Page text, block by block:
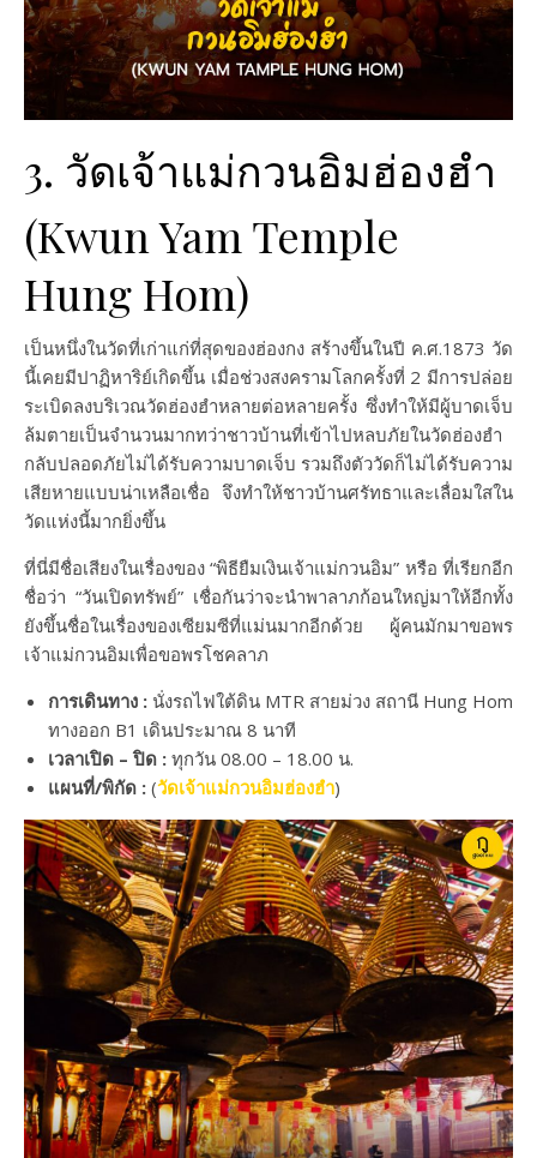
3. วัดเจ้าแม่กวนอิมฮ่องฮำ
(Kwun Yam Temple
Hung Hom)
เป็นหนึ่งในวัดที่เก่าแก่ที่สุดของฮ่องกง สร้างขึ้นในปี ค.ศ.1873 วัด
นี้เคยมีปาฏิหาริย์เกิดขึ้น เมื่อช่วงสงครามโลกครั้งที่ 2 มีการปล่อย
ระเบิดลงบริเวณวัดฮ่องฮำหลายต่อหลายครั้ง ซึ่งทำให้มีผู้บาดเจ็บ
ล้มตายเป็นจำนวนมากทว่าชาวบ้านที่เข้าไปหลบภัยในวัดฮ่องฮำ
กลับปลอดภัยไม่ได้รับความบาดเจ็บ รวมถึงตัววัดก็ไม่ได้รับความ
เสียหายแบบน่าเหลือเชื่อ จึงทำให้ชาวบ้านศรัทธาและเลื่อมใสใน
วัดแห่งนี้มากยิ่งขึ้น
ที่นี่มีชื่อเสียงในเรื่องของ “พิธียืมเงินเจ้าแม่กวนอิม” หรือ ที่เรียกอีก
ชื่อว่า “วันเปิดทรัพย์” เชื่อกันว่าจะนำพาลาภก้อนใหญ่มาให้อีกทั้ง
ยังขึ้นชื่อในเรื่องของเซียมซีที่แม่นมากอีกด้วย ผู้คนมักมาขอพร
เจ้าแม่กวนอิมเพื่อขอพรโชคลาภ
การเดินทาง : นั่งรถไฟใต้ดิน MTR สายม่วง สถานี Hung Hom
ทางออก B1 เดินประมาณ 8 นาที
เวลาเปิด – ปิด : ทุกวัน 08.00 – 18.00 น.
แผนที่/พิกัด : (วัดเจ้าแม่กวนอิมฮ่องฮำ)